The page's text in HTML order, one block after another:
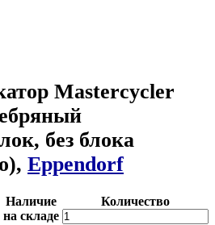
Mastercycler
без блока
Eppendorf
Наличие
на складе
Количество